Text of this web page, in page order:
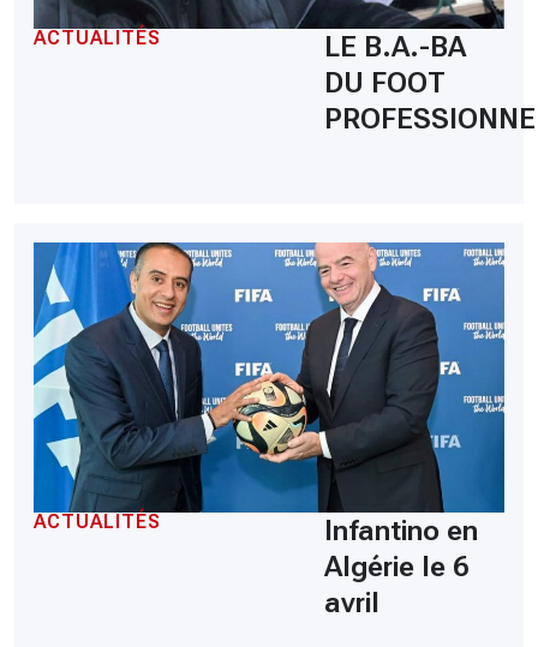
ACTUALITÉS
LE B.A.-BA
DU FOOT
ACTUALITÉS
Infantino en
Algérie le 6
avril